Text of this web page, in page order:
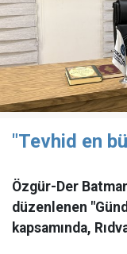
"Tevhid en
Özgür-Der
düzenlenen
kapsamında,